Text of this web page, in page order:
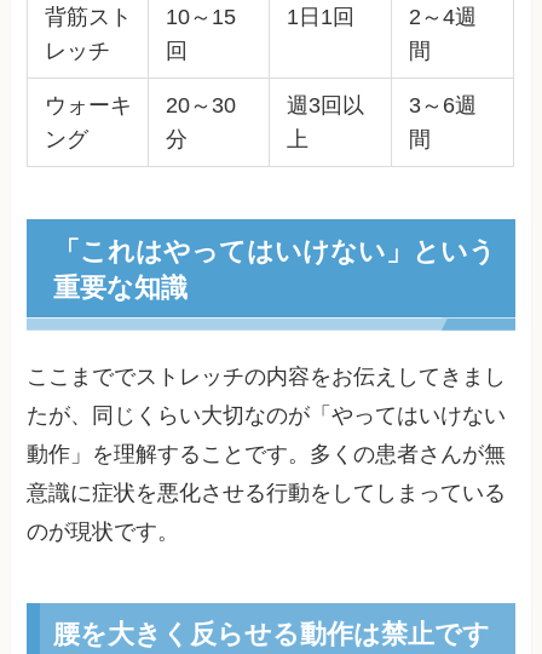
背筋スト
レッチ
10～15
回
1日1回
2～4週
間
ウォーキ
ング
20～30
分
週3回以
上
3～6週
間
「これはやってはいけない」という
重要な知識
ここまででストレッチの内容をお伝えしてきまし
たが、同じくらい大切なのが「やってはいけない
動作」を理解することです。多くの患者さんが無
意識に症状を悪化させる行動をしてしまっている
のが現状です。
腰を大きく反らせる動作は禁止です